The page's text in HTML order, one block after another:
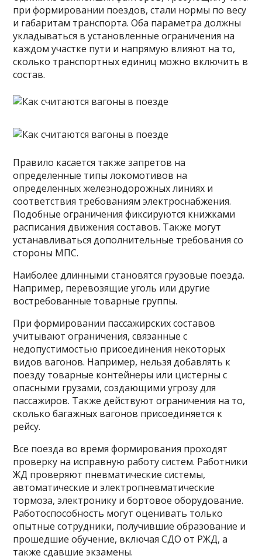
при формировании поездов, стали нормы по весу
и габаритам транспорта. Оба параметра должны
укладываться в установленные ограничения на
каждом участке пути и напрямую влияют на то,
сколько транспортных единиц можно включить в
состав.
Правило касается также запретов на
определенные типы локомотивов на
определенных железнодорожных линиях и
соответствия требованиям электроснабжения.
Подобные ограничения фиксируются книжками
расписания движения составов. Также могут
устанавливаться дополнительные требования со
стороны МПС.
Наиболее длинными становятся грузовые поезда.
Например, перевозящие уголь или другие
востребованные товарные группы.
При формировании пассажирских составов
учитывают ограничения, связанные с
недопустимостью присоединения некоторых
видов вагонов. Например, нельзя добавлять к
поезду товарные контейнеры или цистерны с
опасными грузами, создающими угрозу для
пассажиров. Также действуют ограничения на то,
сколько багажных вагонов присоединяется к
рейсу.
Все поезда во время формирования проходят
проверку на исправную работу систем. Работники
ЖД проверяют пневматические системы,
автоматические и электропневматические
тормоза, электронику и бортовое оборудование.
Работоспособность могут оценивать только
опытные сотрудники, получившие образование и
прошедшие обучение, включая СДО от РЖД, а
также сдавшие экзамены.